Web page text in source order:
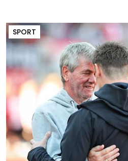
SPORT